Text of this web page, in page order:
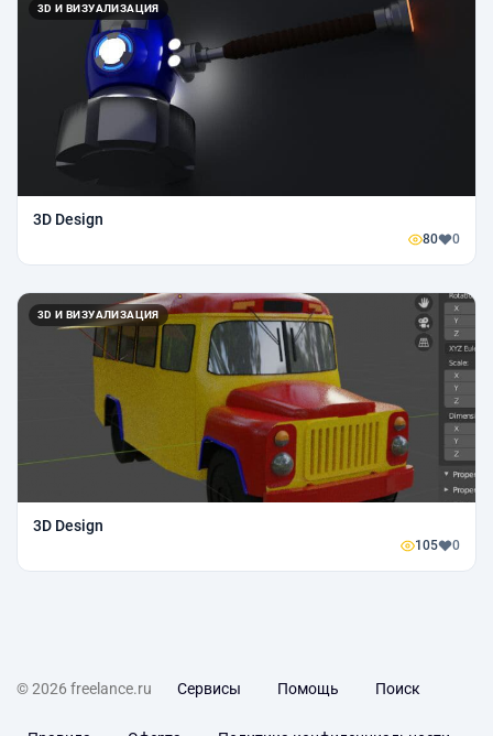
3D И ВИЗУАЛИЗАЦИЯ
3D Design
80 0
3D И ВИЗУАЛИЗАЦИЯ
3D Design
105 0
© 2026 freelance.ru Сервисы Помощь Поиск